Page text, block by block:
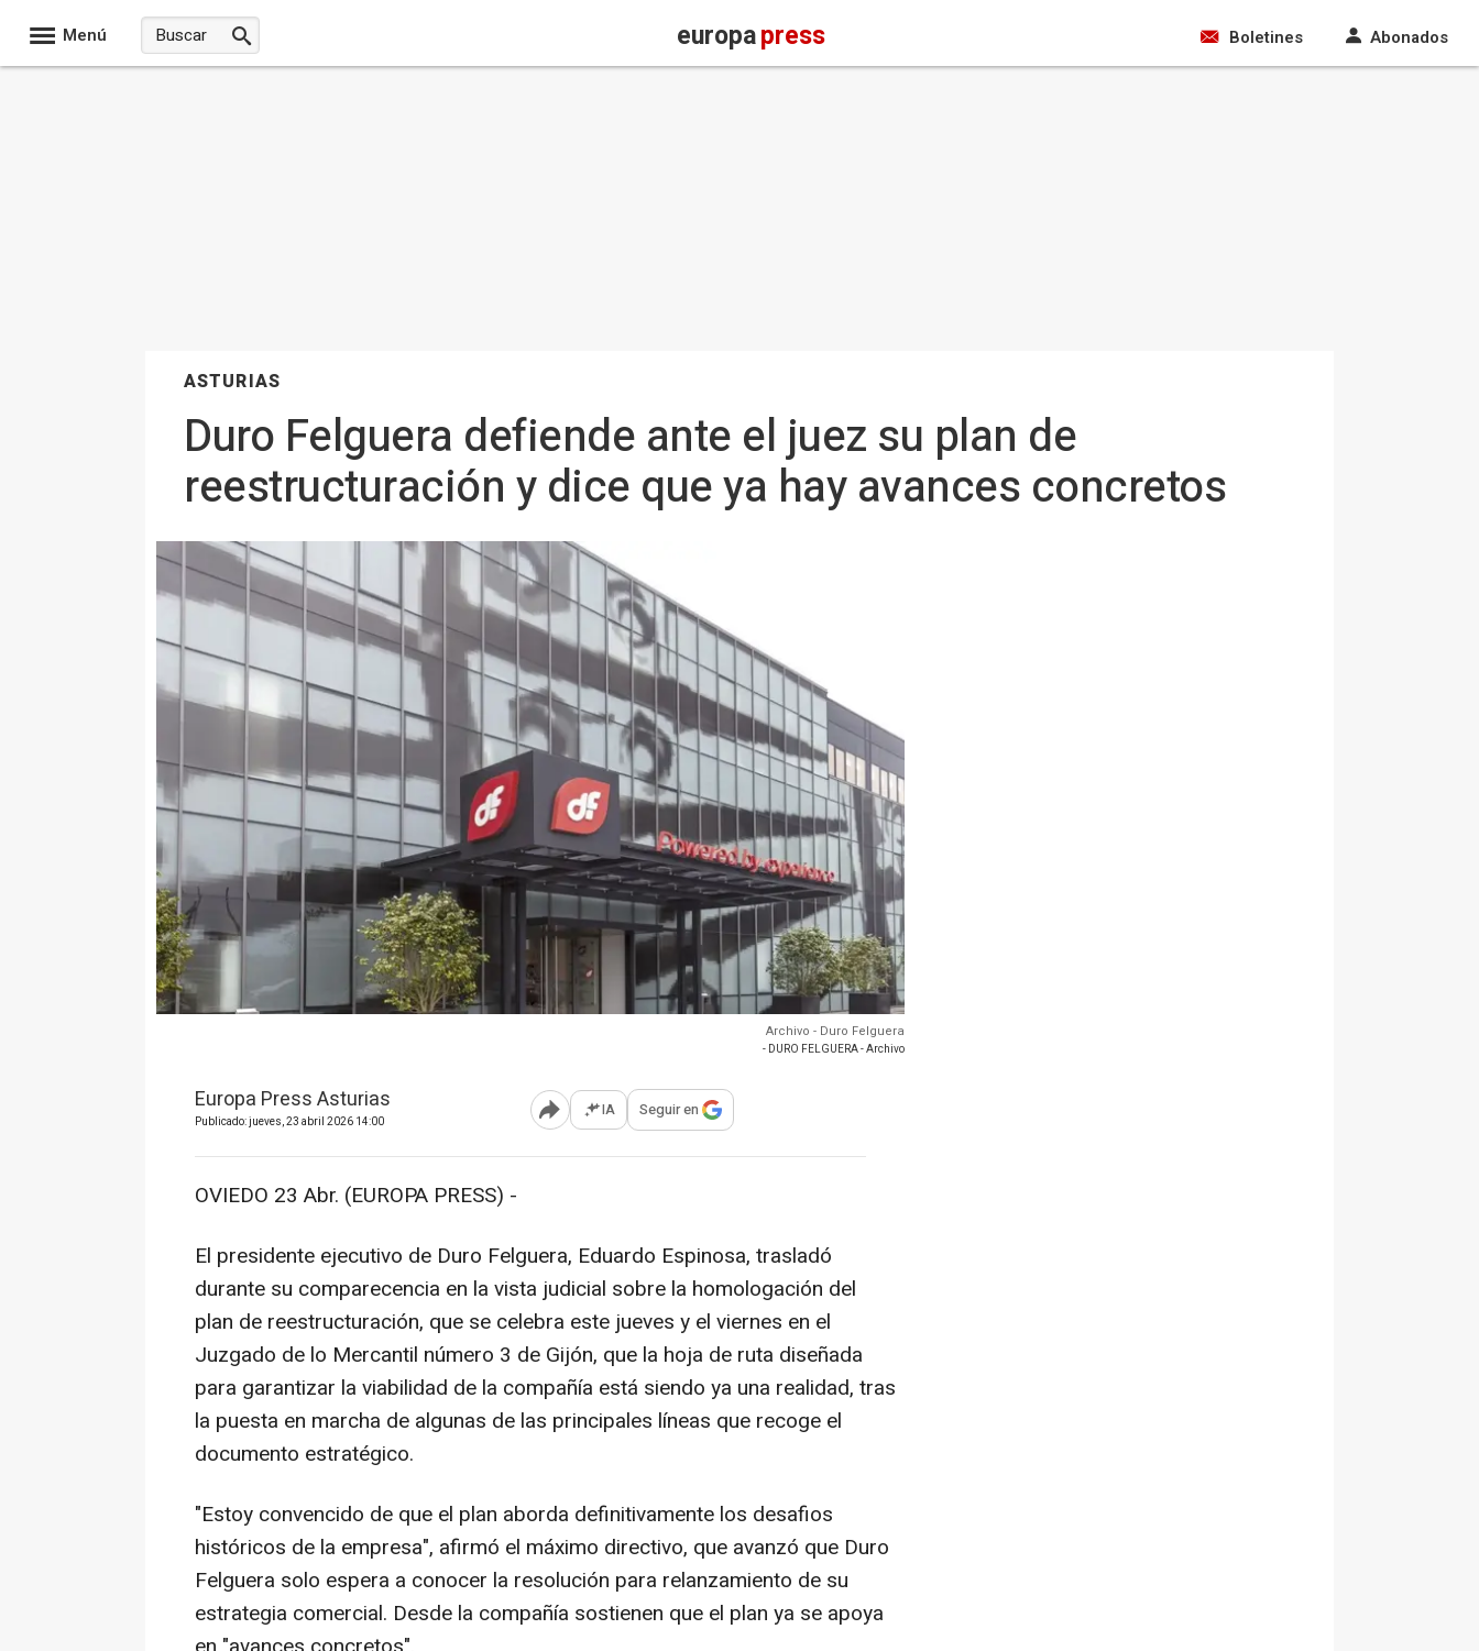
Menú europapress Boletines Abonados
ASTURIAS
Duro Felguera defiende ante el juez su plan de
reestructuración y dice que ya hay avances concretos
Archivo - Duro Felguera
- DURO FELGUERA - Archivo
Europa Press Asturias
Publicado: jueves, 23 abril 2026 14:00 Abrir opciones para compartir
IA Seguir en
OVIEDO 23 Abr. (EUROPA PRESS) -
El presidente ejecutivo de Duro Felguera, Eduardo Espinosa, trasladó
durante su comparecencia en la vista judicial sobre la homologación del
plan de reestructuración, que se celebra este jueves y el viernes en el
Juzgado de lo Mercantil número 3 de Gijón, que la hoja de ruta diseñada
para garantizar la viabilidad de la compañía está siendo ya una realidad, tras
la puesta en marcha de algunas de las principales líneas que recoge el
documento estratégico.
"Estoy convencido de que el plan aborda definitivamente los desafios
históricos de la empresa", afirmó el máximo directivo, que avanzó que Duro
Felguera solo espera a conocer la resolución para relanzamiento de su
estrategia comercial. Desde la compañía sostienen que el plan ya se apoya